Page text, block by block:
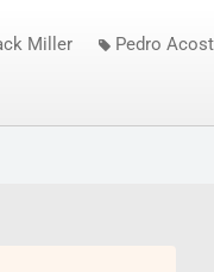
Miller Pedro